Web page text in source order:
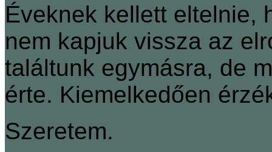
Éveknek kellett eltelnie,
nem kapjuk vissza az
találtunk egymásra, de
érte. Kiemelkedően
Szeretem.